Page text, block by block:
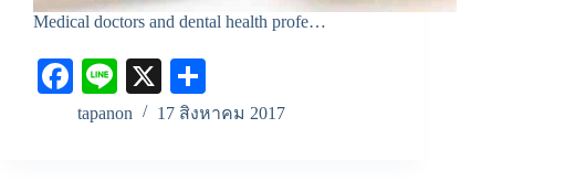
Medical doctors and dental health profe…
Fa
ce
Li
ne
X
ha
tapanon 17 สิงหาคม 2017